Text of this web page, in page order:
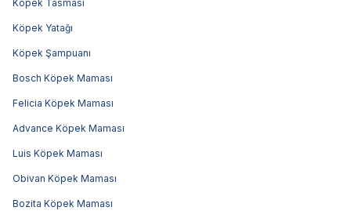
Köpek Tasması
Köpek Yatağı
Köpek Şampuanı
Bosch Köpek Maması
Felicia Köpek Maması
Advance Köpek Maması
Luis Köpek Maması
Obivan Köpek Maması
Bozita Köpek Maması